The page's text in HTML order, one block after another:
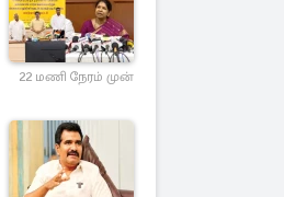
22 மணி நேரம் முன்